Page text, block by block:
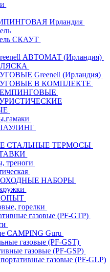
Ирландия
СКАУТ
АВТОМАТ (Ирландия)
Greenell (Ирландия)
В КОМПЛЕКТЕ
СТАЛЬНЫЕ ТЕРМОСЫ
треноги
НАБОРЫ
горелки
газовые (PF-GTP)
CAMPING Guru
газовые (PF-GST)
газовые (PF-GSP)
газовые (PF-GLP)